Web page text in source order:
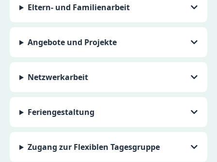
Eltern- und Familienarbeit
Angebote und Projekte
Netzwerkarbeit
Feriengestaltung
Zugang zur Flexiblen Tagesgruppe